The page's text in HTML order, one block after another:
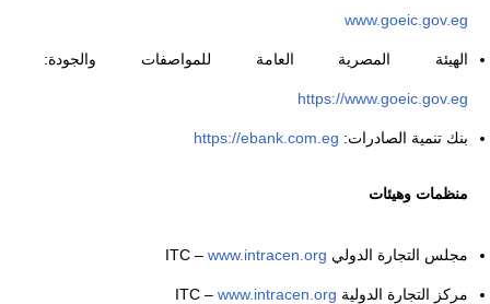
www.goeic.gov.eg
الهيئة المصرية العامة للمواصفات والجودة:
https://www.goeic.gov.eg
بنك تنمية الصادرات: https://ebank.com.eg
منظمات وهيئات
مجلس التجارة الدولي ITC – www.intracen.org
مركز التجارة الدولية ITC – www.intracen.org